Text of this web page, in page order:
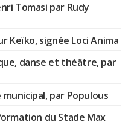
Tomasi par Rudy
Keïko, signée Loci Anima
danse et théâtre, par
par Populous
du Stade Max